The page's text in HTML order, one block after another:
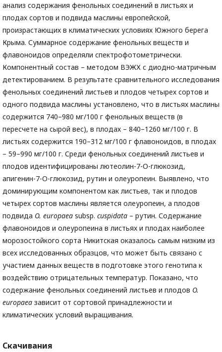
анализ содержания фенольных соединений в листьях и
плодах сортов и подвида маслины европейской,
произрастающих в климатических условиях Южного берега
Крыма. Суммарное содержание фенольных веществ и
флавоноидов определяли спектрофотометрически.
Компонентный состав – методом ВЭЖХ с диодно-матричным
детектированием. В результате сравнительного исследования
фенольных соединений листьев и плодов четырех сортов и
одного подвида маслины установлено, что в листьях маслины
содержится 740–980 мг/100 г фенольных веществ (в
пересчете на сырой вес), в плодах – 840–1260 мг/100 г. В
листьях содержится 190–312 мг/100 г флавоноидов, в плодах
– 59–990 мг/100 г. Среди фенольных соединений листьев и
плодов идентифицированы лютеолин-7-О-глюкозид,
апигенин-7-О-глюкозид, рутин и олеуропеин. Выявлено, что
доминирующим компонентом как листьев, так и плодов
четырех сортов маслины является олеуропеин, а плодов
подвида O. europaea subsp. cuspidata – рутин. Содержание
флавоноидов и олеуропеина в листьях и плодах наиболее
морозостойкого сорта Никитская оказалось самым низким из
всех исследованных образцов, что может быть связано с
участием данных веществ в подготовке этого генотипа к
воздействию отрицательных температур. Показано, что
содержание фенольных соединений листьев и плодов O.
europaea зависит от сортовой принадлежности и
климатических условий выращивания.
Скачивания